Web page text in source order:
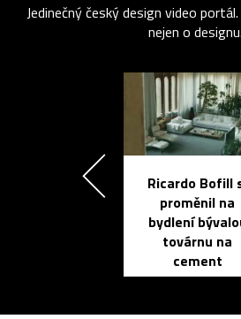
Jedinečný český design video
nejen o
Ricardo Bofill
proměnil na
bydlení
továrnu na
cement